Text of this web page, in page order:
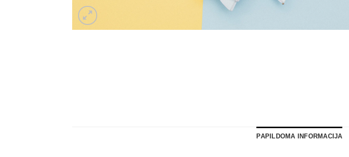
PAPILDOMA INFORMACIJA